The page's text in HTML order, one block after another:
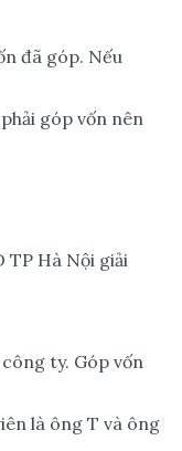
đã góp. Nếu
góp vốn nên
TP Hà Nội giải
ty. Góp vốn
là ông T và ông